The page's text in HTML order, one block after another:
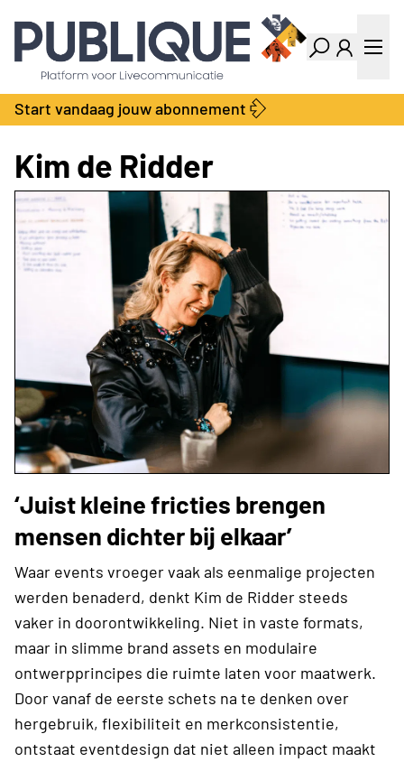
Industry Dashboard
Vacatures
Kalender
Producten
Bedrijvengids
Locatie Finder
Contact
Over ons
Adverteren
Abonnementen
Start vandaag jouw abonnement
Kim de Ridder
‘Juist kleine fricties brengen
mensen dichter bij elkaar’
Waar events vroeger vaak als eenmalige projecten
werden benaderd, denkt Kim de Ridder steeds
vaker in doorontwikkeling. Niet in vaste formats,
maar in slimme brand assets en modulaire
ontwerpprincipes die ruimte laten voor maatwerk.
Door vanaf de eerste schets na te denken over
hergebruik, flexibiliteit en merkconsistentie,
ontstaat eventdesign dat niet alleen impact maakt